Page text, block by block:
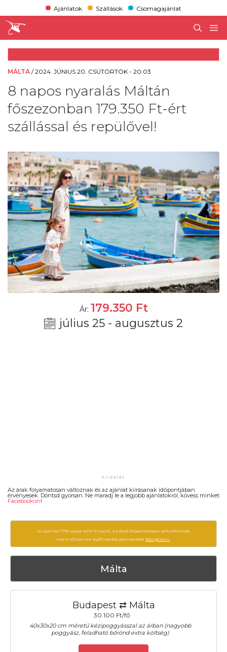
Ajánlatok Szállások Csomagajánlat
MÁLTA /2024. JÚNIUS 20. CSÜTÖRTÖK - 20:03
8 napos nyaralás Máltán
főszezonban 179.350 Ft-ért
szállással és repülővel!
Ár: 179.350 Ft
július 25 - augusztus 2
Az árak folyamatosan változnak és az ajánlat kiírásanak időpontjában
érvényesek. Döntsd gyorsan. Ne maradj le a legjobb ajánlatokról, kövess minket
Facebookon!
Az ajánlat 779 napja nem frissült. Az árak folyamatosan változhatnak,
ezért célszerű a legfrissebb ajánlatokat böngészni.
Málta
Budapest ⇄ Málta
30.100 Ft/fő
40x30x20 cm méretű kézipoggyásszal az árban (nagyobb
poggyász, feladható bőrönd extra költség)